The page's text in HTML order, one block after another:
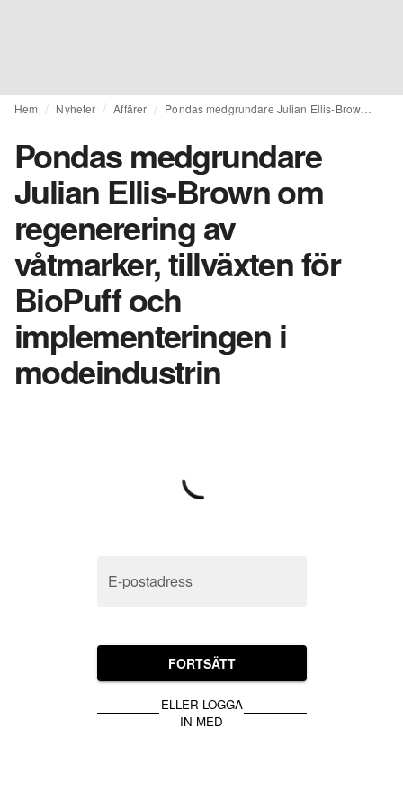
Hem Nyheter Affärer
Pondas medgrundare
Julian Ellis-Brown om
regenerering av
våtmarker, tillväxten för
BioPuff och
implementeringen i
modeindustrin
E-postadress
FORTSÄTT
ELLER LOGGA
IN MED